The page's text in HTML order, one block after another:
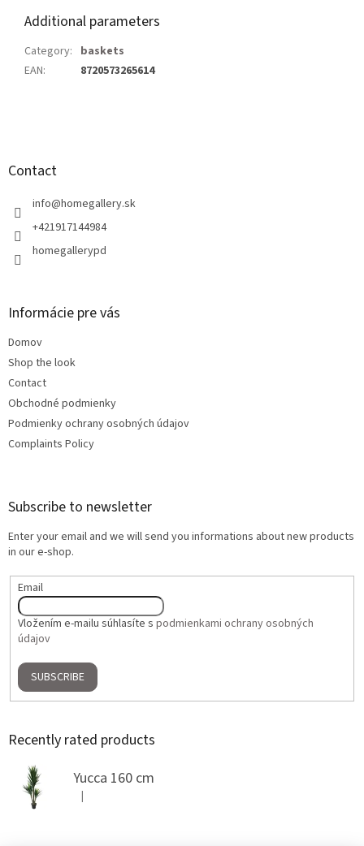
Additional parameters
Category: baskets
EAN: 8720573265614
Contact
info@homegallery.sk
+421917144984
homegallerypd
Informácie pre vás
Domov
Shop the look
Contact
Obchodné podmienky
Podmienky ochrany osobných údajov
Complaints Policy
Subscribe to newsletter
Enter your email and we will send you informations about new products
in our e-shop.
Email
Vložením e-mailu súhlasíte s podmienkami ochrany osobných
údajov
SUBSCRIBE
Recently rated products
Yucca 160 cm
The product rating is 5 out of 5 stars.
|